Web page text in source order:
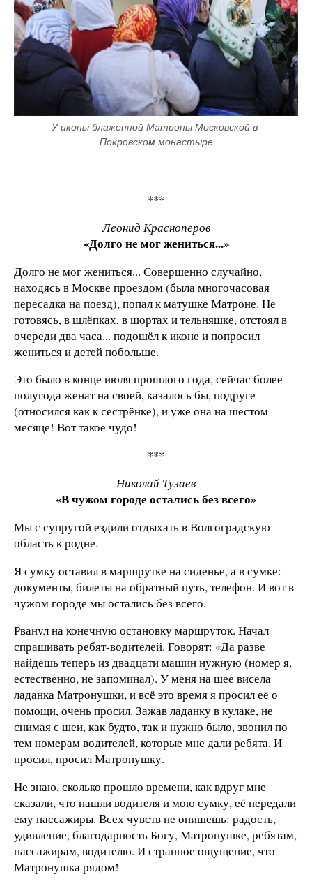
У иконы блаженной Матроны Московской в
Покровском монастыре
***
Леонид Красноперов
«Долго не мог жениться...»
Долго не мог жениться... Совершенно случайно,
находясь в Москве проездом (была многочасовая
пересадка на поезд), попал к матушке Матроне. Не
готовясь, в шлёпках, в шортах и тельняшке, отстоял в
очереди два часа... подошёл к иконе и попросил
жениться и детей побольше.
Это было в конце июля прошлого года, сейчас более
полугода женат на своей, казалось бы, подруге
(относился как к сестрёнке), и уже она на шестом
месяце! Вот такое чудо!
***
Николай Тузаев
«В чужом городе остались без всего»
Мы с супругой ездили отдыхать в Волгоградскую
область к родне.
Я сумку оставил в маршрутке на сиденье, а в сумке:
документы, билеты на обратный путь, телефон. И вот в
чужом городе мы остались без всего.
Рванул на конечную остановку маршруток. Начал
спрашивать ребят-водителей. Говорят: «Да разве
найдёшь теперь из двадцати машин нужную (номер я,
естественно, не запоминал). У меня на шее висела
ладанка Матронушки, и всё это время я просил её о
помощи, очень просил. Зажав ладанку в кулаке, не
снимая с шеи, как будто, так и нужно было, звонил по
тем номерам водителей, которые мне дали ребята. И
просил, просил Матронушку.
Не знаю, сколько прошло времени, как вдруг мне
сказали, что нашли водителя и мою сумку, её передали
ему пассажиры. Всех чувств не опишешь: радость,
удивление, благодарность Богу, Матронушке, ребятам,
пассажирам, водителю. И странное ощущение, что
Матронушка рядом!